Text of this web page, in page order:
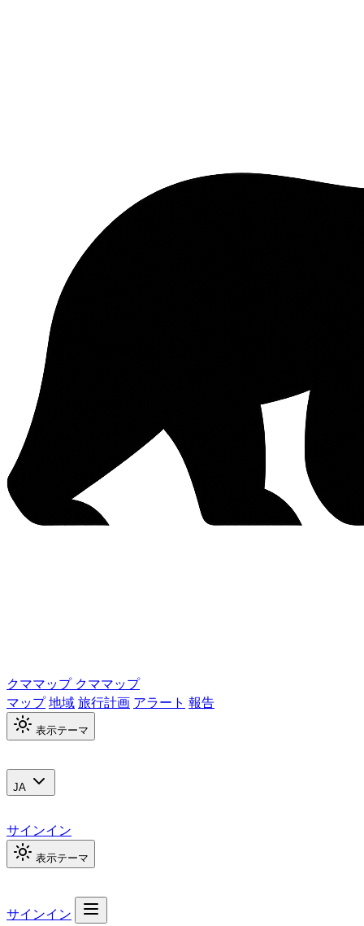
クママップ クママップ
マップ地域旅行計画 アラート 報告
表示テーマ
JA
サインイン
表示テーマ
サインイン